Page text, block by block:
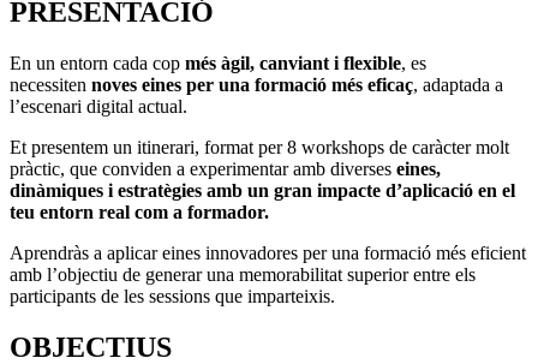
PRESENTACIÓ
En un entorn cada cop més àgil, canviant i flexible, es
necessiten noves eines per una formació més eficaç, adaptada a
l’escenari digital actual.
Et presentem un itinerari, format per 8 workshops de caràcter molt
pràctic, que conviden a experimentar amb diverses eines,
dinàmiques i estratègies amb un gran impacte d’aplicació en el
teu entorn real com a formador.
Aprendràs a aplicar eines innovadores per una formació més eficient
amb l’objectiu de generar una memorabilitat superior entre els
participants de les sessions que imparteixis.
OBJECTIUS